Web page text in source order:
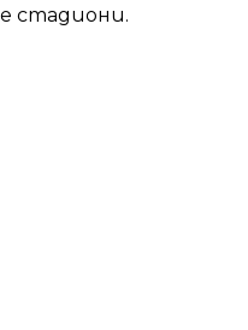
стадиони.